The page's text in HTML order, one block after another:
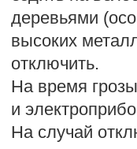
деревьями
высоких
отключить.
На время
и
На случай